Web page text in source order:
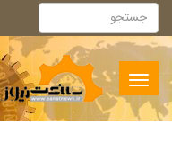
Toggle
navigation